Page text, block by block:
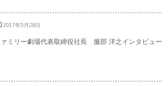
2017年5月28日
ァミリー劇場代表取締役社長 服部 洋之インタビュー